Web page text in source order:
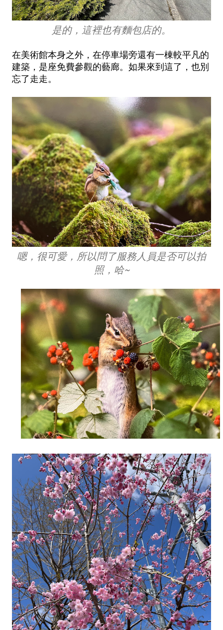
是的，這裡也有麵包店的。
在美術館本身之外，在停車場旁還有一棟較平凡的
建築，是座免費參觀的藝廊。如果來到這了，也別
忘了走走。
嗯，很可愛，所以問了服務人員是否可以拍
照，哈~